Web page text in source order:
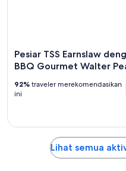
Pesiar TSS Earnslaw
BBQ Gourmet Walter
92% traveler merekomendasikan
ini
Lihat semua